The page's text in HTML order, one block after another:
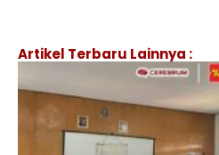
Artikel Terbaru Lainnya :